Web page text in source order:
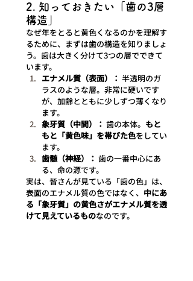
2. 知っておきたい「歯の3層
構造」
なぜ年をとると黄色くなるのかを理解す
るために、まずは歯の構造を知りましょ
う。歯は大きく分けて3つの層でできて
います。
エナメル質（表面）： 半透明のガ
ラスのような層。非常に硬いです
が、加齢とともに少しずつ薄くなり
ます。
象牙質（中間）： 歯の本体。 もと
もと「黄色味」を帯びた色をしてい
ます。
歯髄（神経）： 歯の一番中心にあ
る、命の源です。
実は、皆さんが見ている「歯の色」は、
表面のエナメル質の色ではなく、 中にあ
る「象牙質」の黄色さがエナメル質を透
けて見えているものなのです。